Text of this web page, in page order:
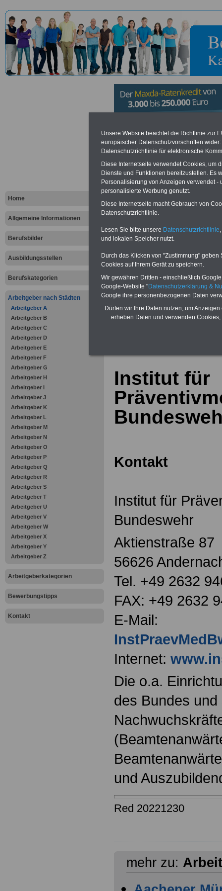
Home
Allgemeine Informationen
Berufsbilder
Ausbildungsstellen
Berufskategorien
Arbeitgeber nach Städten
Arbeitgeber A
Arbeitgeber B
Arbeitgeber C
Arbeitgeber D
Arbeitgeber E
Arbeitgeber F
Arbeitgeber G
Arbeitgeber H
Arbeitgeber I
Arbeitgeber J
Arbeitgeber K
Arbeitgeber L
Arbeitgeber M
Arbeitgeber N
Arbeitgeber O
Arbeitgeber P
Arbeitgeber Q
Arbeitgeber R
Arbeitgeber S
Arbeitgeber T
Arbeitgeber U
Arbeitgeber V
Arbeitgeber W
Arbeitgeber X
Arbeitgeber Y
Arbeitgeber Z
Arbeitgeberkategorien
Bewerbungstipps
Kontakt
Institut für
Vorteile für den öffentlichen
Vergleichen und sparen
Berufsunfähigkeitsabsicherung-
Krankenzusatzversicherung
Krankenkassen-
Zahnzusatzversicherung
Krankenversicherung
Institut für
Kontakt
Institut für
Bundeswehr
Aktienstraße 87
56626
Tel. +49 2632
FAX: +49 2632
E-Mail:
Internet:
Die o.a.
des Bundes und
und
Red 20221230
mehr zu:
Unsere Website beachtet die Richtlinie zur
europäischer Datenschutzvorschriften
Datenschutzrichtlinie für elektronische
Diese Internetseite verwendet Cookies, um
Dienste und Funktionen bereitzustellen. Es
Personalisierung von Anzeigen verwendet
personalisierte Werbung genutzt.
Diese Internetseite macht Gebrauch von
Datenschutzrichtlinie.
Lesen Sie bitte unsere Datenschutzrichtlinie
und lokalen Speicher nutzt.
Durch das Klicken von "Zustimmung"
Cookies auf Ihrem Gerät zu speichern.
Wir gewähren Dritten - einschließlich
Google-Website "Datenschutzerklärung &
Google ihre personenbezogenen Daten
Dürfen wir Ihre Daten nutzen, um
erheben Daten und verwenden